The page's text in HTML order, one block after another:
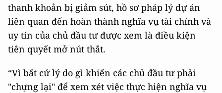
thanh khoản bị giảm sút, hồ sơ pháp lý dự án
liên quan đến hoàn thành nghĩa vụ tài chính và
uy tín của chủ đầu tư được xem là điều kiện
tiên quyết mở nút thắt.
“Vì bất cứ lý do gì khiến các chủ đầu tư phải
"chựng lại" để xem xét việc thực hiện nghĩa vụ